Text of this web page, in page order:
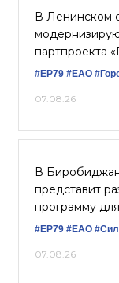
В Ленинском
партпроекта
#ЕР79 #ЕАО
07.08.26
В
представит
программу
#ЕР79 #ЕАО
07.08.26